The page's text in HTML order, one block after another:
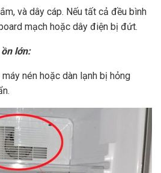
và dây cáp. Nếu tất cả đều bình
mạch hoặc dây điện bị đứt.
lớn:
nén hoặc dàn lạnh bị hỏng